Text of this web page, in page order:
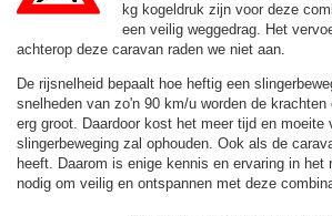
kg kogeldruk zijn voor deze
een veilig weggedrag. Het
achterop deze caravan raden we niet aan.
De rijsnelheid bepaalt hoe heftig een
snelheden van zo'n 90 km/u worden de
erg groot. Daardoor kost het meer tijd en moeite
slingerbeweging zal ophouden. Ook als de
heeft. Daarom is enige kennis en ervaring in het
nodig om veilig en ontspannen met deze